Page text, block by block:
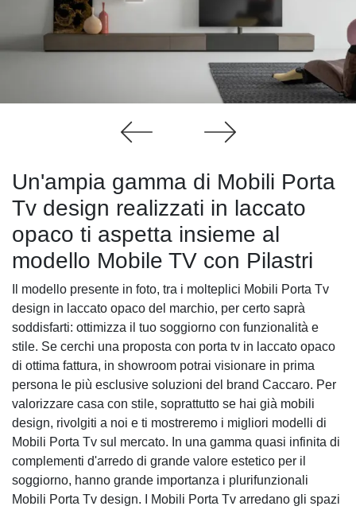
Un'ampia gamma di Mobili Porta
Tv design realizzati in laccato
opaco ti aspetta insieme al
modello Mobile TV con Pilastri
Il modello presente in foto, tra i molteplici Mobili Porta Tv
design in laccato opaco del marchio, per certo saprà
soddisfarti: ottimizza il tuo soggiorno con funzionalità e
stile. Se cerchi una proposta con porta tv in laccato opaco
di ottima fattura, in showroom potrai visionare in prima
persona le più esclusive soluzioni del brand Caccaro. Per
valorizzare casa con stile, soprattutto se hai già mobili
design, rivolgiti a noi e ti mostreremo i migliori modelli di
Mobili Porta Tv sul mercato. In una gamma quasi infinita di
complementi d'arredo di grande valore estetico per il
soggiorno, hanno grande importanza i plurifunzionali
Mobili Porta Tv design. I Mobili Porta Tv arredano gli spazi